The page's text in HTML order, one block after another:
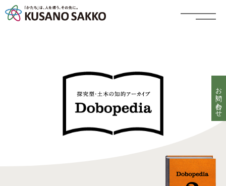
お問い合わせ